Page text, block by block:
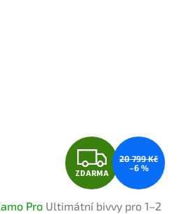
Z
D
ZDARMA
20 799 Kč
–6 %
Pro Ultimátní bivvy pro 1–2